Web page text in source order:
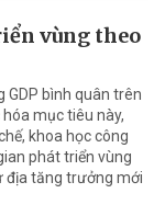
vùng theo
bình quân trên
mục tiêu này,
khoa học công
phát triển vùng
địa tăng trưởng mới